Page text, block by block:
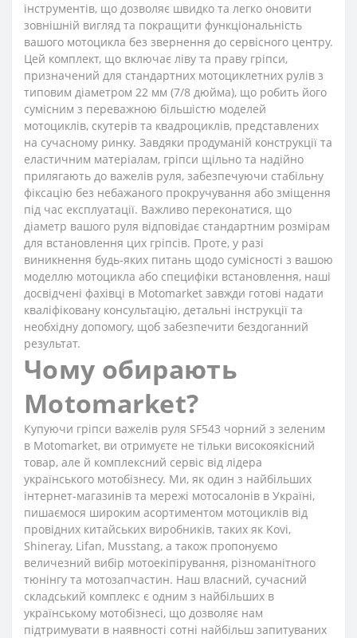
інструментів, що дозволяє швидко та легко оновити
зовнішній вигляд та покращити функціональність
вашого мотоцикла без звернення до сервісного центру.
Цей комплект, що включає ліву та праву гріпси,
призначений для стандартних мотоциклетних рулів з
типовим діаметром 22 мм (7/8 дюйма), що робить його
сумісним з переважною більшістю моделей
мотоциклів, скутерів та квадроциклів, представлених
на сучасному ринку. Завдяки продуманій конструкції та
еластичним матеріалам, гріпси щільно та надійно
прилягають до важелів руля, забезпечуючи стабільну
фіксацію без небажаного прокручування або зміщення
під час експлуатації. Важливо переконатися, що
діаметр вашого руля відповідає стандартним розмірам
для встановлення цих гріпсів. Проте, у разі
виникнення будь-яких питань щодо сумісності з вашою
моделлю мотоцикла або специфіки встановлення, наші
досвідчені фахівці в Motomarket завжди готові надати
кваліфіковану консультацію, детальні інструкції та
необхідну допомогу, щоб забезпечити бездоганний
результат.
Чому обирають
Motomarket?
Купуючи гріпси важелів руля SF543 чорний з зеленим
в Motomarket, ви отримуєте не тільки високоякісний
товар, але й комплексний сервіс від лідера
українського мотобізнесу. Ми, як один з найбільших
інтернет-магазинів та мережі мотосалонів в Україні,
пишаємося широким асортиментом мотоциклів від
провідних китайських виробників, таких як Kovi,
Shineray, Lifan, Musstang, а також пропонуємо
величезний вибір мотоекіпірування, різноманітного
тюнінгу та мотозапчастин. Наш власний, сучасний
складський комплекс є одним з найбільших в
українському мотобізнесі, що дозволяє нам
підтримувати в наявності сотні найбільш запитуваних